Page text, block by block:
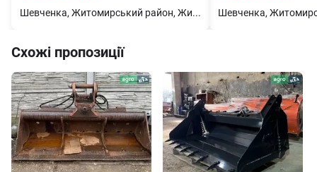
Шевченка, Житомирський район, Житомирська обл.
Схожі пропозиції